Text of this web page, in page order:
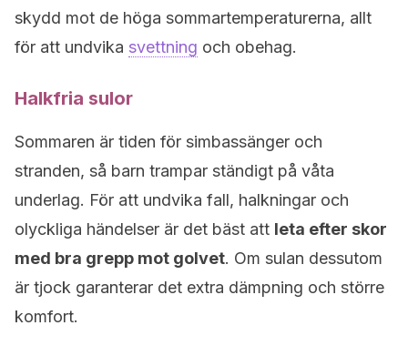
skydd mot de höga sommartemperaturerna, allt
för att undvika svettning och obehag.
Halkfria sulor
Sommaren är tiden för simbassänger och
stranden, så barn trampar ständigt på våta
underlag. För att undvika fall, halkningar och
olyckliga händelser är det bäst att leta efter skor
med bra grepp mot golvet. Om sulan dessutom
är tjock garanterar det extra dämpning och större
komfort.